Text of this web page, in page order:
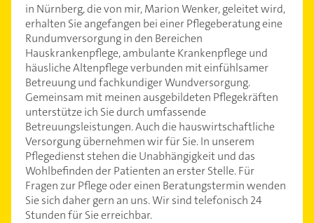
in Nürnberg, die von mir, Marion Wenker, geleitet wird,
erhalten Sie angefangen bei einer Pflegeberatung eine
Rundumversorgung in den Bereichen
Hauskrankenpflege, ambulante Krankenpflege und
häusliche Altenpflege verbunden mit einfühlsamer
Betreuung und fachkundiger Wundversorgung.
Gemeinsam mit meinen ausgebildeten Pflegekräften
unterstütze ich Sie durch umfassende
Betreuungsleistungen. Auch die hauswirtschaftliche
Versorgung übernehmen wir für Sie. In unserem
Pflegedienst stehen die Unabhängigkeit und das
Wohlbefinden der Patienten an erster Stelle. Für
Fragen zur Pflege oder einen Beratungstermin wenden
Sie sich daher gern an uns. Wir sind telefonisch 24
Stunden für Sie erreichbar.